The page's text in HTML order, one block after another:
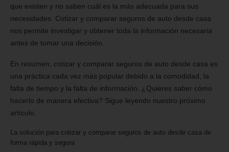
que existen y no saben cuál es la más adecuada para sus
necesidades. Cotizar y comparar seguros de auto desde casa
nos permite investigar y obtener toda la información necesaria
antes de tomar una decisión.
En resumen, cotizar y comparar seguros de auto desde casa es
una práctica cada vez más popular debido a la comodidad, la
falta de tiempo y la falta de información. ¿Quieres saber cómo
hacerlo de manera efectiva? Sigue leyendo nuestro próximo
artículo.
La solución para cotizar y comparar seguros de auto desde casa de
forma rápida y segura